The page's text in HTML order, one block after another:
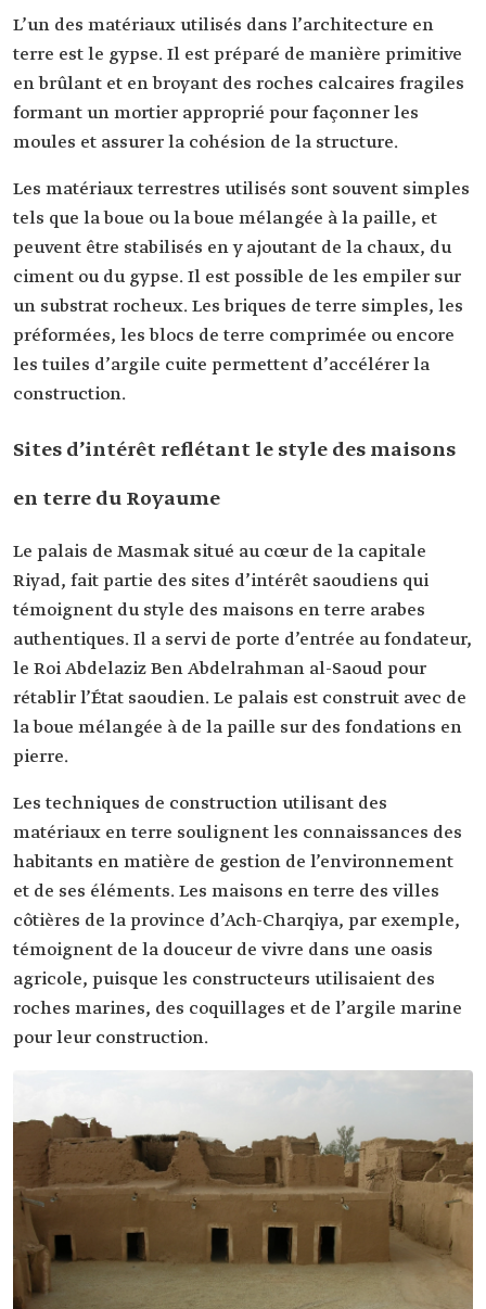
L’un des matériaux utilisés dans l’architecture en
terre est le gypse. Il est préparé de manière primitive
en brûlant et en broyant des roches calcaires fragiles
formant un mortier approprié pour façonner les
moules et assurer la cohésion de la structure.
Les matériaux terrestres utilisés sont souvent simples
tels que la boue ou la boue mélangée à la paille, et
peuvent être stabilisés en y ajoutant de la chaux, du
ciment ou du gypse. Il est possible de les empiler sur
un substrat rocheux. Les briques de terre simples, les
préformées, les blocs de terre comprimée ou encore
les tuiles d’argile cuite permettent d’accélérer la
construction.
Sites d’intérêt reflétant le style des maisons
en terre du Royaume
Le palais de Masmak situé au cœur de la capitale
Riyad, fait partie des sites d’intérêt saoudiens qui
témoignent du style des maisons en terre arabes
authentiques. Il a servi de porte d’entrée au fondateur,
le Roi Abdelaziz Ben Abdelrahman al-Saoud pour
rétablir l’État saoudien. Le palais est construit avec de
la boue mélangée à de la paille sur des fondations en
pierre.
Les techniques de construction utilisant des
matériaux en terre soulignent les connaissances des
habitants en matière de gestion de l’environnement
et de ses éléments. Les maisons en terre des villes
côtières de la province d’Ach-Charqiya, par exemple,
témoignent de la douceur de vivre dans une oasis
agricole, puisque les constructeurs utilisaient des
roches marines, des coquillages et de l’argile marine
pour leur construction.